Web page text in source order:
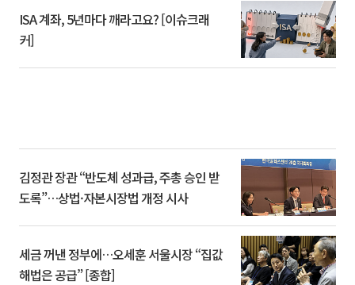
ISA 계좌, 5년마다 깨라고요? [이슈크래
커]
김정관 장관 “반도체 성과급, 주총 승인 받
도록”…상법·자본시장법 개정 시사
세금 꺼낸 정부에…오세훈 서울시장 “집값
해법은 공급” [종합]